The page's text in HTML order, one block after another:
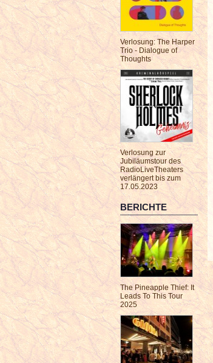
Verlosung: The Harper
Trio - Dialogue of
Thoughts
Verlosung zur
Jubiläumstour des
RadioLiveTheaters
verlängert bis zum
17.05.2023
BERICHTE
The Pineapple Thief: It
Leads To This Tour
2025